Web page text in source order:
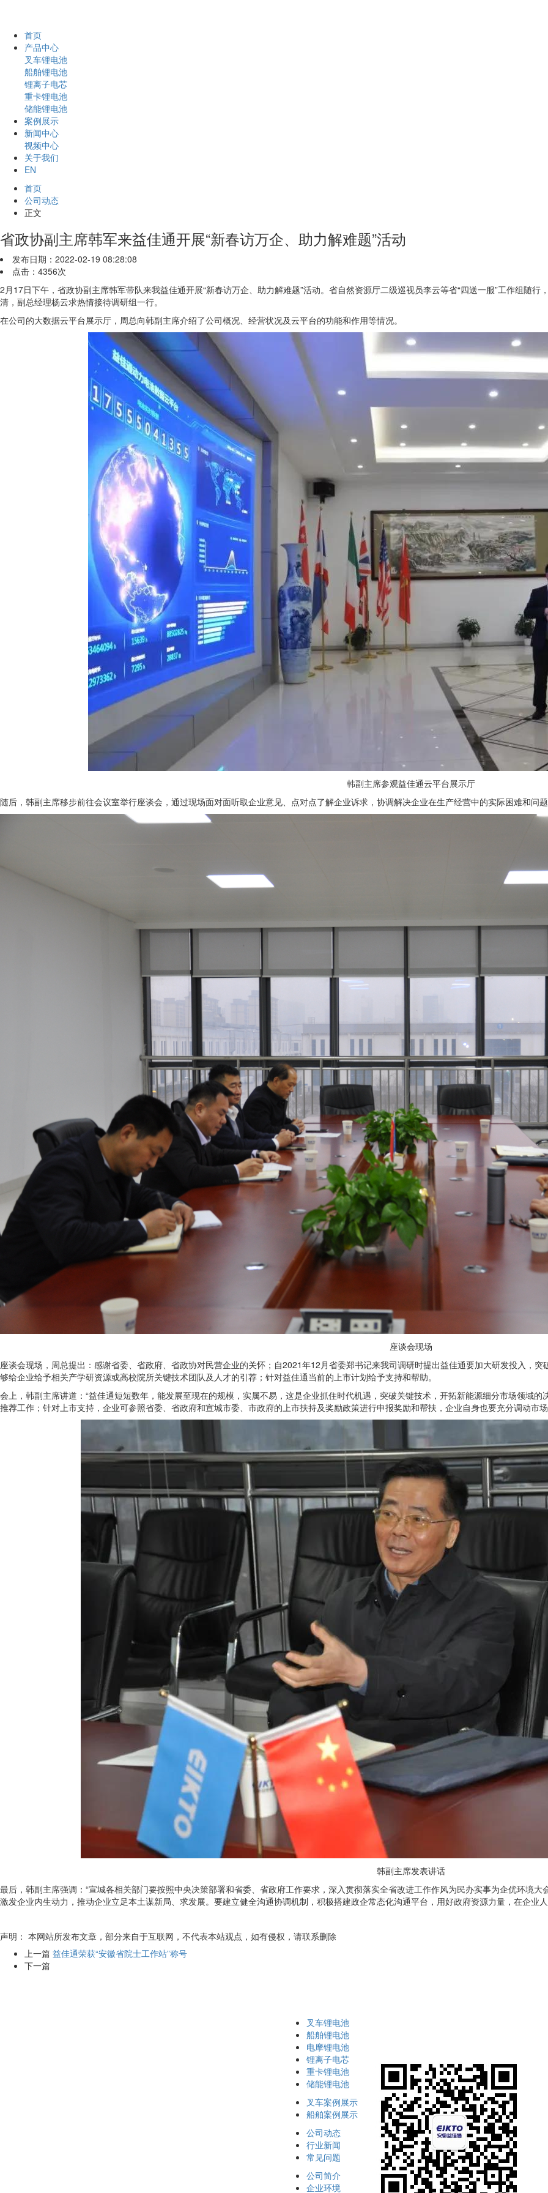
首页
产品中心
叉车锂电池
船舶锂电池
锂离子电芯
重卡锂电池
储能锂电池
案例展示
新闻中心
视频中心
关于我们
EN
首页
公司动态
正文
省政协副主席韩军来益佳通开展“新春访万企、助力解难题”活动
发布日期：2022-02-19 08:28:08
点击：4356次
2月17日下午，省政协副主席韩军带队来我益佳通开展“新春访万企、助力解难题”活动。省自然资源厅二级巡视员李云等省“四送一服”工作组随
清，副总经理杨云求热情接待调研组一行。
在公司的大数据云平台展示厅，周总向韩副主席介绍了公司概况、经营状况及云平台的功能和作用等情况。
韩副主席参观益佳通云平台展示厅
随后，韩副主席移步前往会议室举行座谈会，通过现场面对面听取企业意见、点对点了解企业诉求，协调解决企业在生产经营中的实际困难和问
座谈会现场
座谈会现场，周总提出：感谢省委、省政府、省政协对民营企业的关怀；自2021年12月省委郑书记来我司调研时提出益佳通要加大研发投入，
够给企业给予相关产学研资源或高校院所关键技术团队及人才的引荐；针对益佳通当前的上市计划给予支持和帮助。
会上，韩副主席讲道：“益佳通短短数年，能发展至现在的规模，实属不易，这是企业抓住时代机遇，突破关键技术，开拓新能源细分市场领域
推荐工作；针对上市支持，企业可参照省委、省政府和宣城市委、市政府的上市扶持及奖励政策进行申报奖励和帮扶，企业自身也要充分调动市
韩副主席发表讲话
最后，韩副主席强调：“宣城各相关部门要按照中央决策部署和省委、省政府工作要求，深入贯彻落实全省改进工作作风为民办实事为企优环境
激发企业内生动力，推动企业立足本土谋新局、求发展。要建立健全沟通协调机制，积极搭建政企常态化沟通平台，用好政府资源力量，在企业
声明： 本网站所发布文章，部分来自于互联网，不代表本站观点，如有侵权，请联系删除
上一篇 益佳通荣获“安徽省院士工作站”称号
下一篇
叉车锂电池
船舶锂电池
电摩锂电池
锂离子电芯
重卡锂电池
储能锂电池
叉车案例展示
船舶案例展示
公司动态
行业新闻
常见问题
公司简介
企业环境